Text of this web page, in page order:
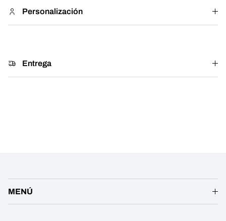
Personalización
Entrega
MENÚ